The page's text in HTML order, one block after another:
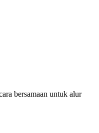
bersamaan untuk alur